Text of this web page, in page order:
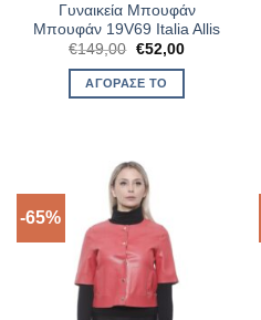
Γυναικεία Μπουφάν
Μπουφάν 19V69 Italia Allis
€149,00 Original
was:
€149,00.
€52,00Η
ΑΓΌΡΑΣΈ ΤΟ
-65%